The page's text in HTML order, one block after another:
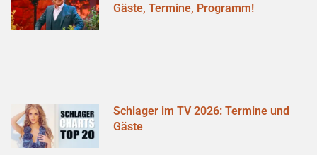
Gäste, Termine, Programm!
Schlager im TV 2026: Termine und
Gäste